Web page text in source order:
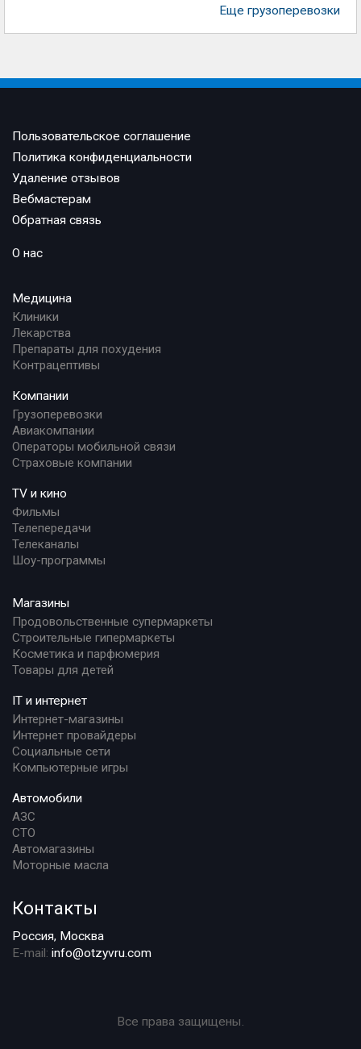
Еще грузоперевозки
Пользовательское соглашение
Политика конфиденциальности
Удаление отзывов
Вебмастерам
Обратная связь
О нас
Медицина
Клиники
Лекарства
Препараты для похудения
Контрацептивы
Компании
Грузоперевозки
Авиакомпании
Операторы мобильной связи
Страховые компании
TV и кино
Фильмы
Телепередачи
Телеканалы
Шоу-программы
Магазины
Продовольственные супермаркеты
Строительные гипермаркеты
Косметика и парфюмерия
Товары для детей
IT и интернет
Интернет-магазины
Интернет провайдеры
Социальные сети
Компьютерные игры
Автомобили
АЗС
СТО
Автомагазины
Моторные масла
Контакты
Россия, Москва
E-mail: info@otzyvru.com
Все права защищены.